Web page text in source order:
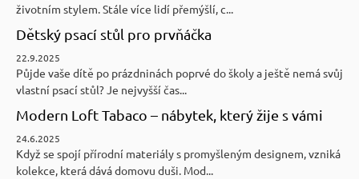
životním stylem. Stále více lidí přemýšlí, c...
Dětský psací stůl pro prvňáčka
22.9.2025
Půjde vaše dítě po prázdninách poprvé do školy a ještě nemá svůj
vlastní psací stůl? Je nejvyšší čas...
Modern Loft Tabaco – nábytek, který žije s vámi
24.6.2025
Když se spojí přírodní materiály s promyšleným designem, vzniká
kolekce, která dává domovu duši. Mod...